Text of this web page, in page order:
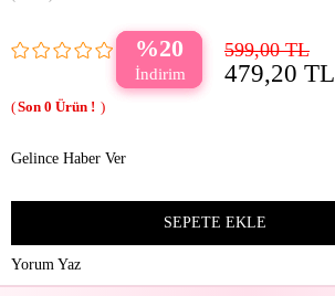
20 599,00 TL
479,20 TL
0
Gelince Haber Ver
Yorum Yaz